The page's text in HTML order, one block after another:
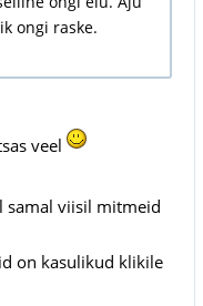
ongi raske.
veel
samal viisil mitmeid
on kasulikud klikile